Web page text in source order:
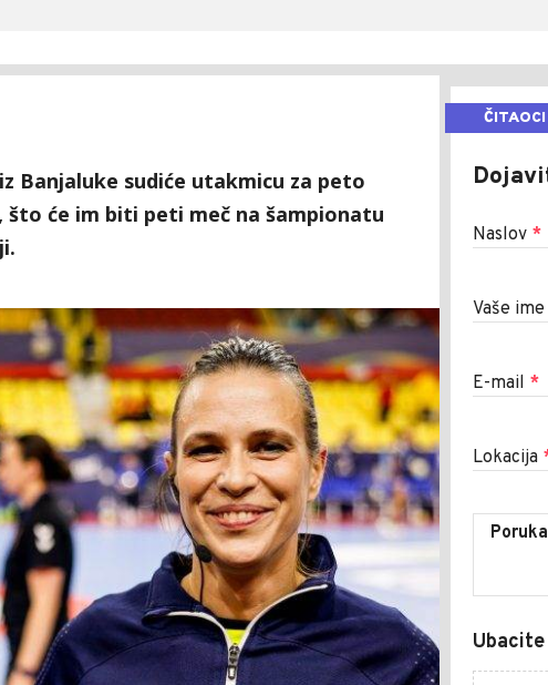
Banjaluke sudiće utakmicu za peto
će im biti peti meč na šampionatu
Naslov *
Vaše ime
E-mail *
Lokacija